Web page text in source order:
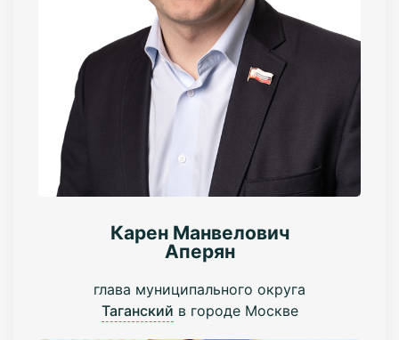
Карен Манвелович
Аперян
глава муниципального округа
Таганский в городе Москве